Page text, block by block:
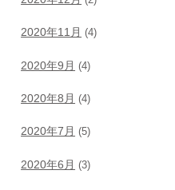
2020年11月 (4)
2020年9月 (4)
2020年8月 (4)
2020年7月 (5)
2020年6月 (3)